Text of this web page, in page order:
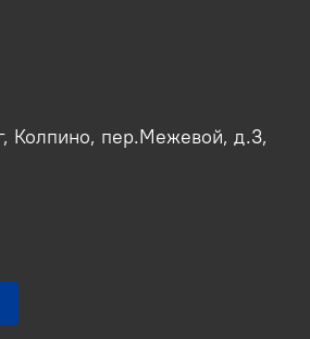
Колпино, пер.Межевой, д.3,